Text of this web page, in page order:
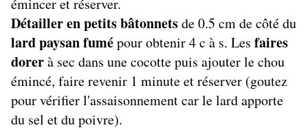
émincer et réserver.
Détailler en petits bâtonnetsde 0.5 cm de côté du
lard paysan fumépour obtenir 4 c à s. Les faires
dorerà sec dans une cocotte puis ajouter le chou
émincé, faire revenir 1 minute et réserver (goutez
pour vérifier l'assaisonnement car le lard apporte
du sel et du poivre).